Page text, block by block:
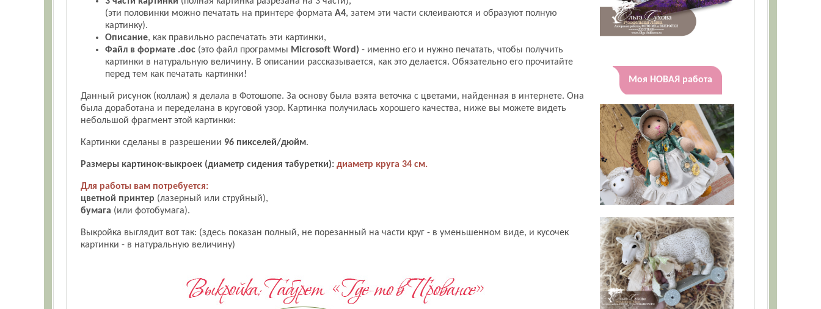
(эти половинки можно печатать на принтере формата А4, затем эти части склеиваются и образуют полную
картинку).
Описание, как правильно распечатать эти картинки,
Файл в формате .doc (это файл программы Microsoft Word) - именно его и нужно печатать, чтобы получить
картинки в натуральную величину. В описании рассказывается, как это делается. Обязательно его прочитайте
перед тем как печатать картинки!
Данный рисунок (коллаж) я делала в Фотошопе. За основу была взята веточка с цветами, найденная в интернете. Она
была доработана и переделана в круговой узор. Картинка получилась хорошего качества, ниже вы можете видеть
небольшой фрагмент этой картинки:
Картинки сделаны в разрешении 96 пикселей/дюйм.
Размеры картинок-выкроек (диаметр сидения табуретки): диаметр круга 34 см.
Для работы вам потребуется:
цветной принтер (лазерный или струйный),
бумага (или фотобумага).
Выкройка выглядит вот так: (здесь показан полный, не порезанный на части круг - в уменьшенном виде, и кусочек
картинки - в натуральную величину)
Моя НОВАЯ работа